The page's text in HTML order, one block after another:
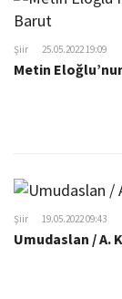
Şiir 25.05.2022 19:09
Metin
Şiir 19.05.2022 09:43
Umudaslan / A.